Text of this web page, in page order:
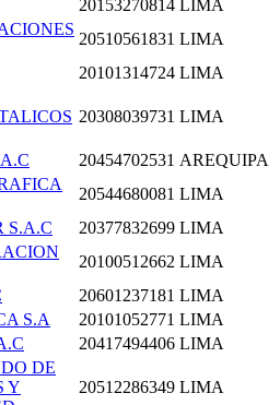
20153270814 LIMA
20510561831 LIMA
20101314724 LIMA
20308039731 LIMA
20454702531 AREQUIPA
20544680081 LIMA
S.A.C 20377832699 LIMA
20100512662 LIMA
20601237181 LIMA
S.A 20101052771 LIMA
20417494406 LIMA
DE
Y
20512286349 LIMA